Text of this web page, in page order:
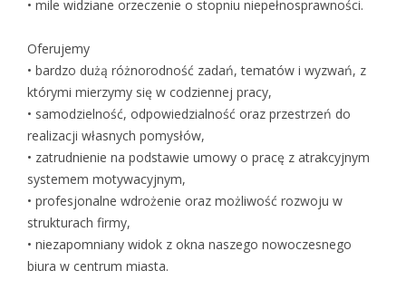
• mile widziane orzeczenie o stopniu niepełnosprawności.
Oferujemy
• bardzo dużą różnorodność zadań, tematów i wyzwań, z
którymi mierzymy się w codziennej pracy,
• samodzielność, odpowiedzialność oraz przestrzeń do
realizacji własnych pomysłów,
• zatrudnienie na podstawie umowy o pracę z atrakcyjnym
systemem motywacyjnym,
• profesjonalne wdrożenie oraz możliwość rozwoju w
strukturach firmy,
• niezapomniany widok z okna naszego nowoczesnego
biura w centrum miasta.